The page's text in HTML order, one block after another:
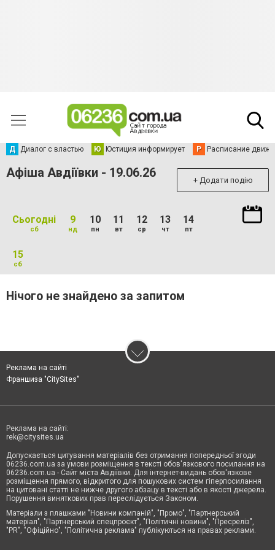
Д Диалог с властью Ю Юстиция информирует Р Расписание
Афіша Авдіївки - 19.06.26 + Додати подію
Сьогодні
сб
9
нд
10
пн
11
вт
12
ср
13
чт
14
пт
15
сб
Нічого не знайдено за запитом
Реклама на сайті
Франшиза "CitySites"
Реклама на сайті:
rek@citysites.ua
Допускається цитування матеріалів без отримання попередньої згоди
06236.com.ua за умови розміщення в тексті обов'язкового посилання на
06236.com.ua - Сайт міста Авдіївки. Для інтернет-видань обов'язкове
розміщення прямого, відкритого для пошукових систем гіперпосилання
на цитовані статті не нижче другого абзацу в тексті або в якості джерела.
Порушення виняткових прав переслідується Законом.
Матеріали з плашками "Новини компаній", "Промо", "Партнерський
матеріал", "Партнерський спецпроєкт", "Політичні новини", "Пресреліз",
"PR", "Офіційно", "Політична реклама" публікуються на правах реклами.